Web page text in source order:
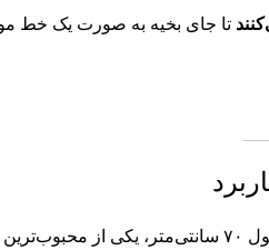
تا جای بخیه به صورت یک خط